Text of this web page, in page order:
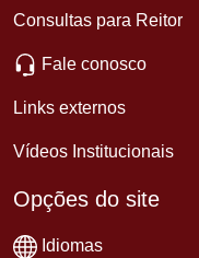
Consultas para Reitor
Fale conosco
Links externos
Vídeos Institucionais
Opções do site
Idiomas